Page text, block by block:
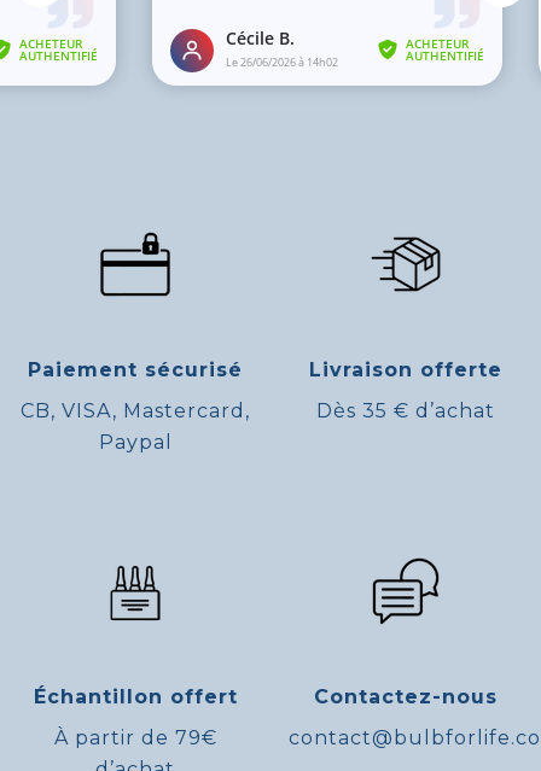
Paiement sécurisé
CB, VISA, Mastercard,
Paypal
Livraison offerte
Dès 35 € d’achat
Échantillon offert
À partir de 79€
Contactez-nous